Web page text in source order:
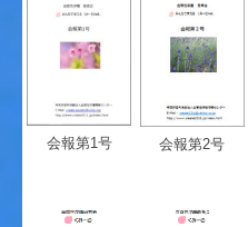
会報第1号 会報第2号